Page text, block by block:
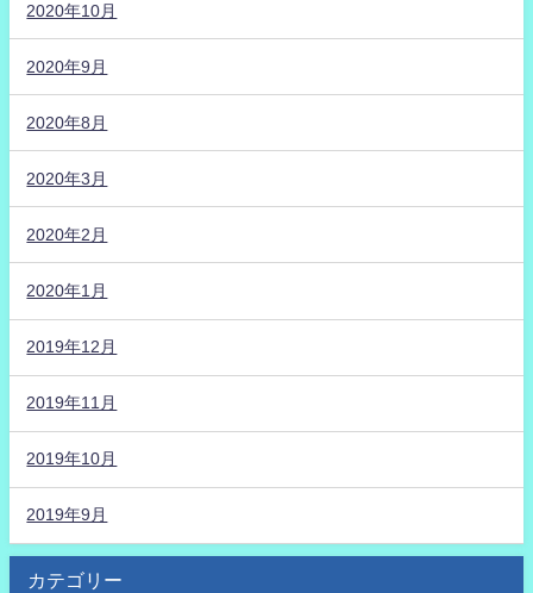
2020年10月
2020年9月
2020年8月
2020年3月
2020年2月
2020年1月
2019年12月
2019年11月
2019年10月
2019年9月
カテゴリー